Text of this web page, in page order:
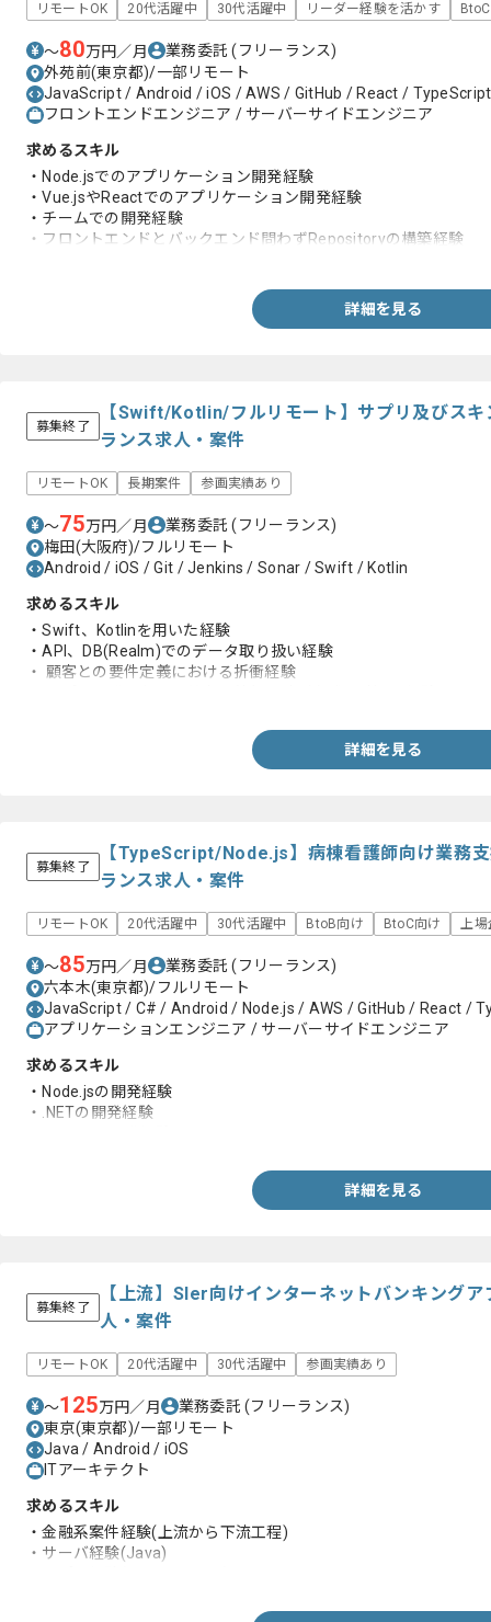
リモートOK 20代活躍中 30代活躍中 リーダー経験を活かす
〜80万円／月 業務委託(フリーランス)
外苑前(東京都)/一部リモート
JavaScript / Android / iOS / AWS / GitHub / React /
フロントエンドエンジニア / サーバーサイドエンジニア
求めるスキル
・Node.jsでのアプリケーション開発経験
・Vue.jsやReactでのアプリケーション開発経験
・チームでの開発経験
・フロントエンドとバックエンド問わずRepositoryの構築経験
詳細を見る
募集終了
【Swift/Kotlin/フルリモート】サプリ及びスキ
ランス求人・案件
リモートOK 長期案件 参画実績あり
〜75万円／月 業務委託(フリーランス)
梅田(大阪府)/フルリモート
Android / iOS / Git / Jenkins / Sonar / Swift / Kotlin
求めるスキル
・Swift、Kotlinを用いた経験
・API、DB(Realm)でのデータ取り扱い経験
・ 顧客との要件定義における折衝経験
詳細を見る
募集終了
【TypeScript/Node.js】病棟看護師向け業務
ランス求人・案件
リモートOK 20代活躍中 30代活躍中 BtoB向け BtoC向け 上場
〜85万円／月 業務委託(フリーランス)
六本木(東京都)/フルリモート
JavaScript / C# / Android / Node.js / AWS / GitHub / React /
アプリケーションエンジニア / サーバーサイドエンジニア
求めるスキル
・Node.jsの開発経験
・.NETの開発経験
詳細を見る
募集終了
【上流】SIer向けインターネットバンキング
人・案件
リモートOK 20代活躍中 30代活躍中 参画実績あり
〜125万円／月 業務委託(フリーランス)
東京(東京都)/一部リモート
Java / Android / iOS
ITアーキテクト
求めるスキル
・金融系案件経験(上流から下流工程)
・サーバ経験(Java)